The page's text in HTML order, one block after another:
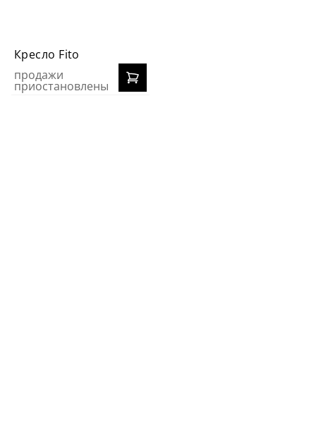
Кресло Fito
продажи
приостановлены